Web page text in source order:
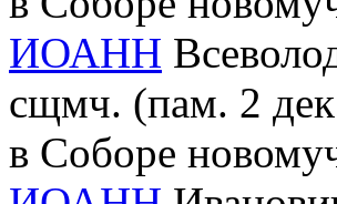
ИОАНН
сщмч. (пам. 2
в Соборе